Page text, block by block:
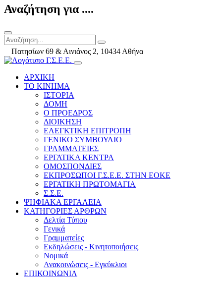
Αναζήτηση για ....
Πατησίων 69 & Αινιάνος 2, 10434 Αθήνα
ΑΡΧΙΚΗ
ΤΟ ΚΙΝΗΜΑ
ΙΣΤΟΡΙΑ
ΔΟΜΗ
Ο ΠΡΟΕΔΡΟΣ
ΔΙΟΙΚΗΣΗ
ΕΛΕΓΚΤΙΚΗ ΕΠΙΤΡΟΠΗ
ΓΕΝΙΚΟ ΣΥΜΒΟΥΛΙΟ
ΓΡΑΜΜΑΤΕΙΕΣ
ΕΡΓΑΤΙΚΑ ΚΕΝΤΡΑ
ΟΜΟΣΠΟΝΔΙΕΣ
ΕΚΠΡΟΣΩΠΟΙ Γ.Σ.Ε.Ε. ΣΤΗΝ ΕΟΚΕ
ΕΡΓΑΤΙΚΗ ΠΡΩΤΟΜΑΓΙΑ
Σ.Σ.Ε.
ΨΗΦΙΑΚΑ ΕΡΓΑΛΕΙΑ
ΚΑΤΗΓΟΡΙΕΣ ΑΡΘΡΩΝ
Δελτία Τύπου
Γενικά
Γραμματείες
Εκδηλώσεις - Κινητοποιήσεις
Νομικά
Ανακοινώσεις - Εγκύκλιοι
ΕΠΙΚΟΙΝΩΝΙΑ